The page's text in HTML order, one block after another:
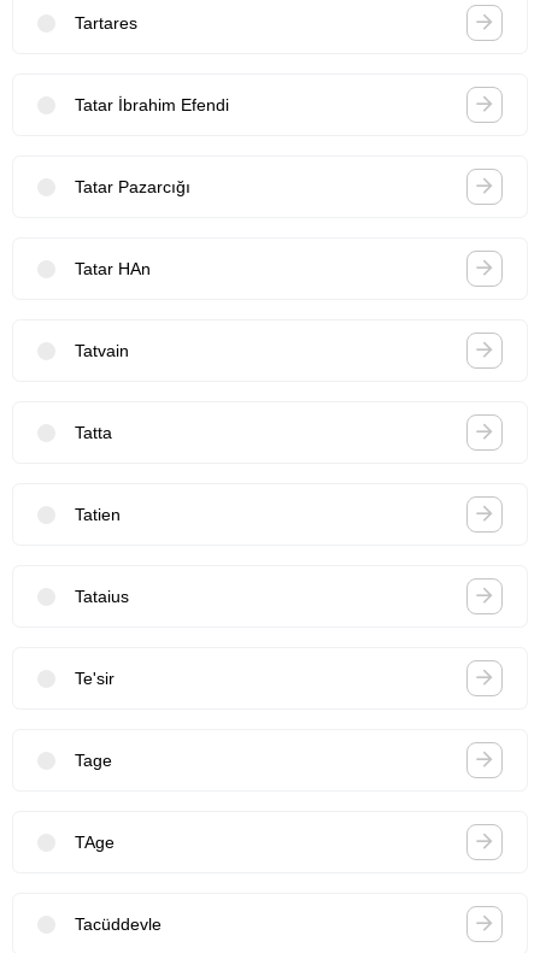
Tartares
Tatar İbrahim Efendi
Tatar Pazarcığı
Tatar HAn
Tatvain
Tatta
Tatien
Tataius
Te'sir
Tage
TAge
Tacüddevle